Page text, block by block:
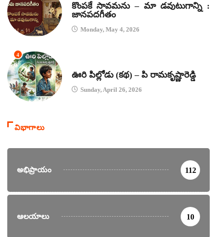
కొంపకే సావమను – మా డవుటుగాన్ని :
జానపదగీతం
Monday, May 4, 2026
4
ఊరి పిల్లోడు (కథ) – పి రామకృష్ణారెడ్డి
Sunday, April 26, 2026
విభాగాలు
అభిప్రాయం 112
ఆలయాలు 10